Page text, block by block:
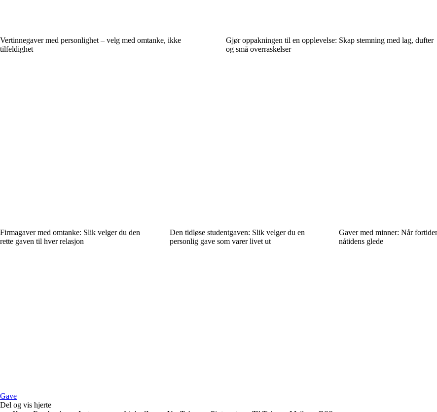
Vertinnegaver med personlighet – velg med omtanke, ikke
tilfeldighet
Gjør oppakningen til en opplevelse: Skap stemning med lag, dufter
og små overraskelser
Firmagaver med omtanke: Slik velger du den
rette gaven til hver relasjon
Den tidløse studentgaven: Slik velger du en
personlig gave som varer livet ut
Gaver med minner: Når
nåtidens glede
Gave
Del og vis hjerte